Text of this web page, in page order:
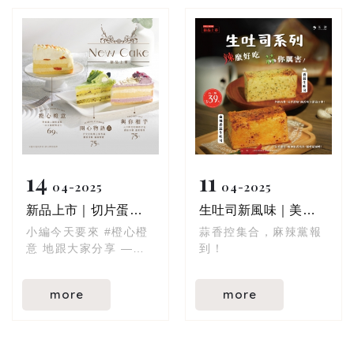
食者享用
限時早鳥優惠85折，數
量有限，快來卡位預訂
～
✦ 微酸韻味＋醇厚慕
斯，層層交織
✦ 絕美的深紅色澤，成
為餐桌上的焦點
✦ 當母親節蛋糕，絕對
耀眼全場
勞自己，更是送給媽媽
的甜蜜心意♥(´∀` )
現在預購享 85 折，只
到指定日期，數量有
限！
⚠ 含牛奶、蛋、小麥麩
質、大豆，適合蛋奶素
食者
14 04 2025
新品上市｜切片蛋糕登場！
小編今天要來 #橙心橙
意 地跟大家分享 ——
為了能夠跟大家創造 #
開心物語
more
11 04 2025
生吐司新風味｜美味來襲
蒜香控集合，麻辣黨報
到！
more